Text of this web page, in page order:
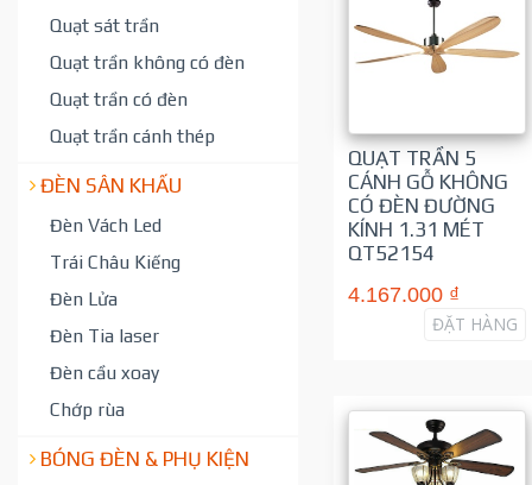
Quạt sát trần
Quạt trần không có đèn
Quạt trần có đèn
Quạt trần cánh thép
ĐÈN SÂN KHẤU
Đèn Vách Led
Trái Châu Kiếng
Đèn Lửa
Đèn Tia laser
Đèn cầu xoay
Chớp rùa
BÓNG ĐÈN & PHỤ KIỆN
QUẠT TRẦN 5
CÁNH GỖ KHÔNG
CÓ ĐÈN ĐƯỜNG
KÍNH 1.31 MÉT
QT52154
4.167.000 ₫
ĐẶT HÀNG